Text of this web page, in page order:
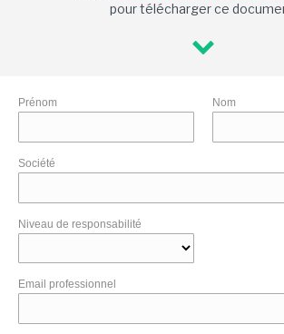
pour télécharger ce
Prénom Nom
Société
Niveau de responsabilité
Email professionnel